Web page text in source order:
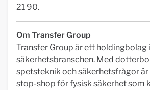
21 90.
Om Transfer Group
Transfer Group är ett holdingbolag i
säkerhetsbranschen. Med
spetsteknik och säkerhetsfrågor är
stop-shop för fysisk säkerhet som